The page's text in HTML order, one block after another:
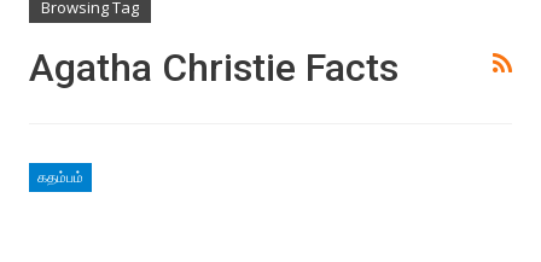
Browsing Tag
Agatha Christie Facts
கதம்பம்